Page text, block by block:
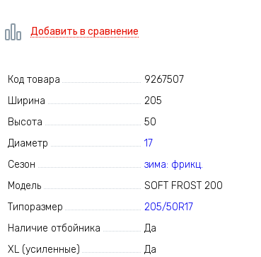
Добавить в сравнение
Код товара
9267507
Ширина
205
Высота
50
Диаметр
17
Сезон
зима: фрикц.
Модель
SOFT FROST 200
Типоразмер
205/50R17
Наличие отбойника
Да
XL (усиленные)
Да